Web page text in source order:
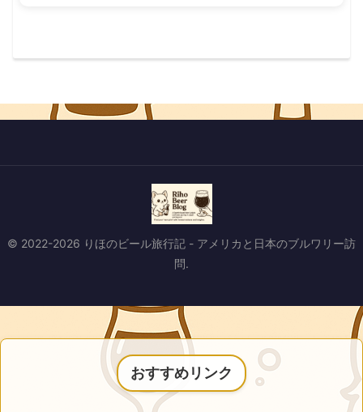
© 2022-2026 りほのビール旅行記 - アメリカと日本のブルワリー訪
問.
おすすめリンク